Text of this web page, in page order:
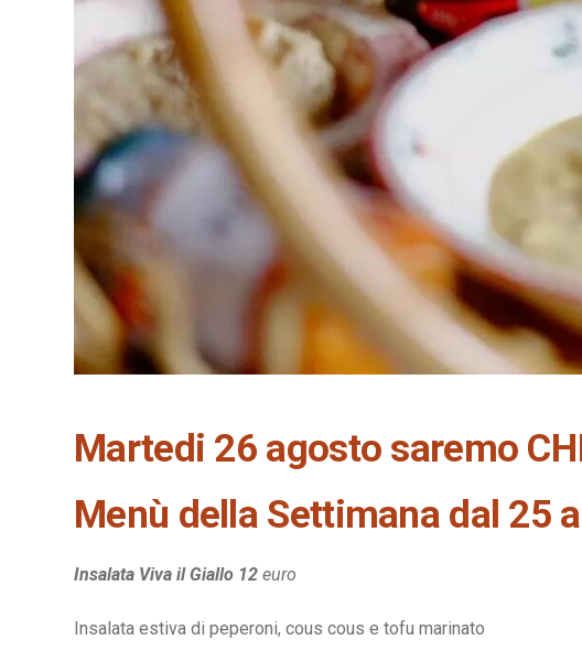
Martedi 26 agosto saremo
Menù della Settimana dal 25
Insalata Viva il Giallo 12 euro
Insalata estiva di peperoni, cous cous e tofu marinato